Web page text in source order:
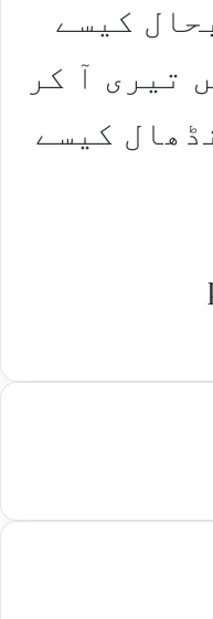
کیسے
تیری آ کر
کیسے